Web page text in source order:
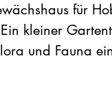
für
kleiner
und Fauna